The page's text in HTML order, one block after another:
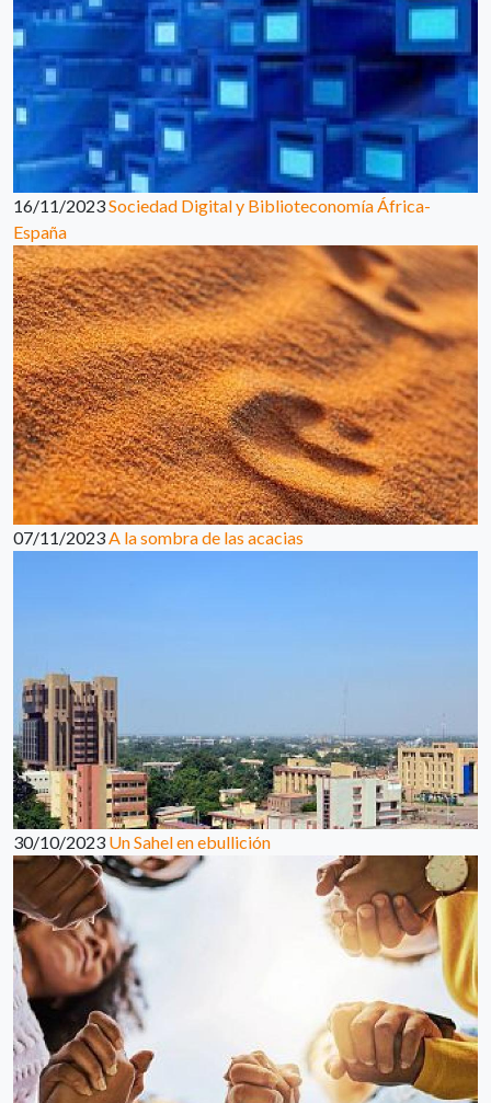
16/11/2023Sociedad Digital y Biblioteconomía África-
España
07/11/2023 A la sombra de las acacias
30/10/2023 Un Sahel en ebullición